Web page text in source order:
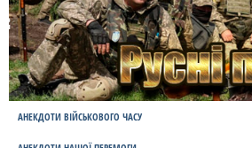
АНЕКДОТИ ВІЙСЬКОВОГО ЧАСУ